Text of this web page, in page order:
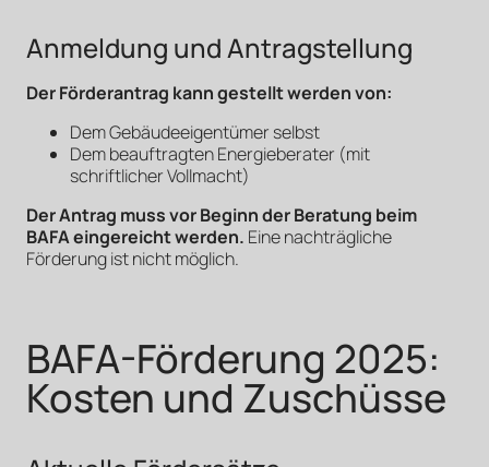
Anmeldung und Antragstellung
Der Förderantrag kann gestellt werden von:
Dem Gebäudeeigentümer selbst
Dem beauftragten Energieberater (mit
schriftlicher Vollmacht)
Der Antrag muss vor Beginn der Beratung beim
BAFA eingereicht werden. Eine nachträgliche
Förderung ist nicht möglich.
BAFA-Förderung 2025:
Kosten und Zuschüsse